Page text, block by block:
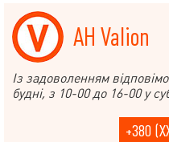
АН Valion
Із задоволенням
будні, з 10-00 до 16-00 у
+380